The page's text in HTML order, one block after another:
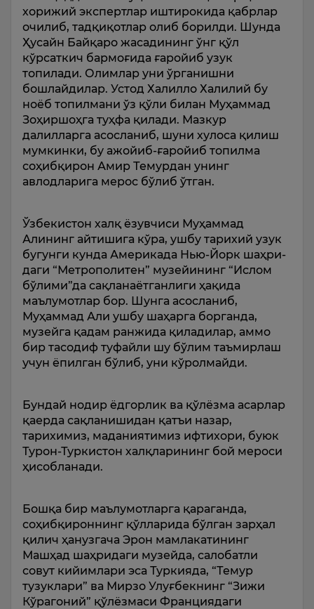
хорижий экспертлар иштирокида қабрлар
очилиб, тадқиқот­лар олиб борилди. Шунда
Ҳусайн Байқаро жасадининг ўнг қўл
кўрсаткич бармоғида ғаройиб узук
топилади. Олимлар уни ўрганишни
бошлайдилар. Устод Халилло Халилий бу
ноёб топилмани ўз қўли билан Муҳаммад
Зоҳиршоҳга туҳфа қилади. Мазкур
далилларга асосланиб, шуни хулоса қилиш
мумкинки, бу ажойиб-ғаройиб топилма
соҳибқирон Амир Темурдан унинг
авлодларига мерос бўлиб ўтган.
Ўзбекистон халқ ёзувчиси Муҳаммад
Алининг айти­шига кўра, ушбу тарихий узук
бугунги кунда Америкада Нью-Йорк шаҳри­
даги “Метрополитен” музейи­нинг “Ислом
бўлими”да сақлана­ётганлиги ҳақида
маълумотлар бор. Шунга асосланиб,
Муҳаммад Али ушбу шаҳарга борганда,
музейга қадам ранжида қиладилар, аммо
бир тасодиф туфайли шу бўлим таъмирлаш
учун ёпилган бўлиб, уни кўролмайди.
Бундай нодир ёдгорлик ва қўлёзма асарлар
қаерда сақланишидан қатъи назар,
тарихимиз, маданиятимиз ифтихори, буюк
Турон-Туркистон халқларининг бой мероси
ҳисоб­ланади.
Бошқа бир маълумотларга қара­ганда,
соҳибқироннинг қўлларида бўлган зарҳал
қилич ҳанузгача Эрон мамлакатининг
Машҳад шаҳридаги музейда, салобатли
совут кийимлари эса Туркияда, “Темур
тузуклари” ва Мирзо Улуғбекнинг “Зижи
Кўра­гоний” қўлёзмаси Франциядаги